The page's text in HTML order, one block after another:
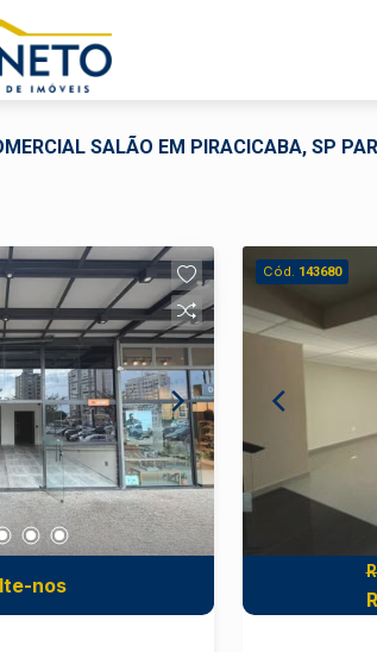
SALÃO EM PIRACICABA, SP
nos
Cód. 143680